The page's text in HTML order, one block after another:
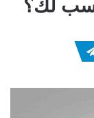
لك؟